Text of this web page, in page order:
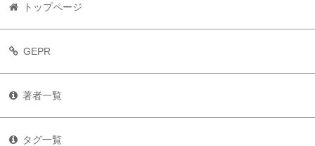
トップページ
GEPR
著者一覧
タグ一覧